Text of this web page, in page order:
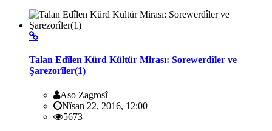
Talan Edîlen Kürd Kültür Mirası: Sorewerdîler ve
Şarezorîler(1)
Aso Zagrosî
Nîsan 22, 2016, 12:00
5673